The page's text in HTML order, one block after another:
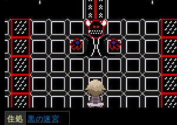
住処 黒の迷宮